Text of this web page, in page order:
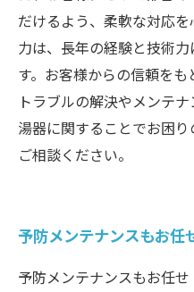
だけるよう、柔軟な対応
力は、長年の経験と技術
す。お客様からの信頼を
トラブルの解決やメンテ
湯器に関することでお困
ご相談ください。
予防メンテナンスもお任
予防メンテナンスもお任